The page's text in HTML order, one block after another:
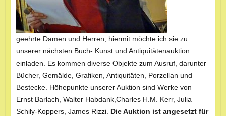
geehrte Damen und Herren, hiermit möchte ich sie zu
unserer nächsten Buch- Kunst und Antiquitätenauktion
einladen. Es kommen diverse Objekte zum Ausruf, darunter
Bücher, Gemälde, Grafiken, Antiquitäten, Porzellan und
Bestecke. Höhepunkte unserer Auktion sind Werke von
Ernst Barlach, Walter Habdank,Charles H.M. Kerr, Julia
Schily-Koppers, James Rizzi. Die Auktion ist angesetzt für